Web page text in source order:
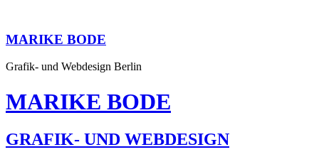
MARIKE BODE
Grafik- und Webdesign Berlin
MARIKE BODE
GRAFIK- UND WEBDESIGN